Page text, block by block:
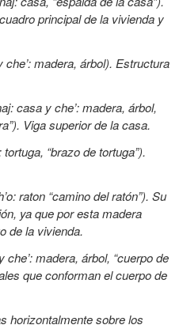
principal de la vivienda y
che’: madera, árbol). Estructura
casa y che’: madera, árbol,
Viga superior de la casa.
“brazo de tortuga”).
raton “camino del ratón”). Su
ya que por esta madera
de la vivienda.
madera, árbol, “cuerpo de
que conforman el cuerpo de
horizontalmente sobre los